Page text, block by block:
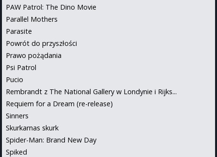
PAW Patrol: The Dino Movie
Parallel Mothers
Parasite
Powrót do przyszłości
Prawo pożądania
Psi Patrol
Pucio
Rembrandt z The National Gallery w Londynie i Rijks...
Requiem for a Dream (re-release)
Sinners
Skurkarnas skurk
Spider-Man: Brand New Day
Spiked